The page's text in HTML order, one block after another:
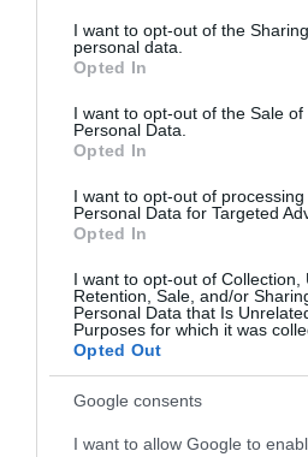
not limited to your visit or usage
grant or deny consent to Google
use your data for below specified
consent section.
I want to opt-out of the
personal data.
Opted In
I want to opt-out of the Sale of
Personal Data.
Opted In
I want to opt-out of processing
Personal Data for Targeted
Opted In
I want to opt-out of Collection,
Retention, Sale, and/or
Personal Data that Is
Purposes for which it was
Opted Out
Google consents
I want to allow Google to